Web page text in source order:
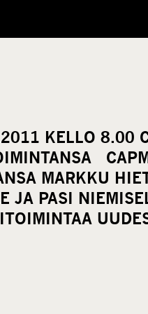
KELLO 8.00
MARKKU
JA PASI